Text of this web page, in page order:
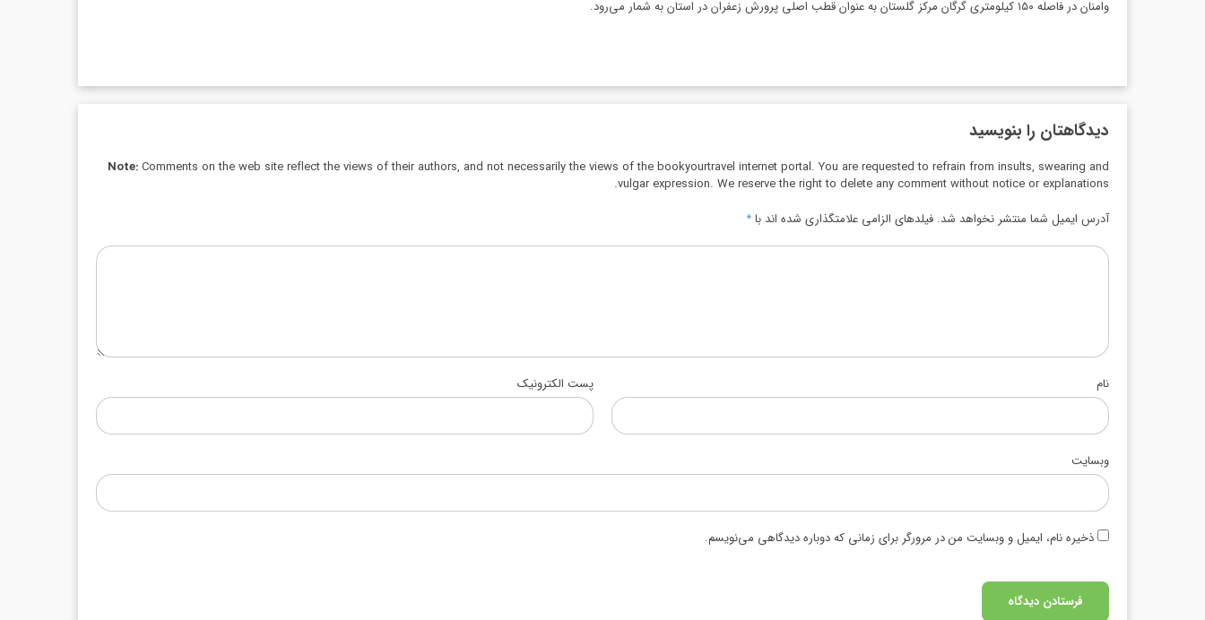
وامنان در فاصله ۱۵۰ کیلومتری گرگان مرکز گلستان به عنوان قطب اصلی پرورش زعفران در استان به شمار می‌رود.
دیدگاهتان را بنویسید
Note:Comments on the web site reflect the views of their authors, and not necessarily the views of the bookyourtravel internet portal. You are requested to refrain from insults, swearing and
vulgar expression. We reserve the right to delete any comment without notice or explanations.
آدرس ایمیل شما منتشر نخواهد شد. فیلدهای الزامی علامتگذاری شده اند با*
نام پست الکترونیک
وبسایت
ذخیره نام، ایمیل و وبسایت من در مرورگر برای زمانی که دوباره دیدگاهی می‌نویسم.